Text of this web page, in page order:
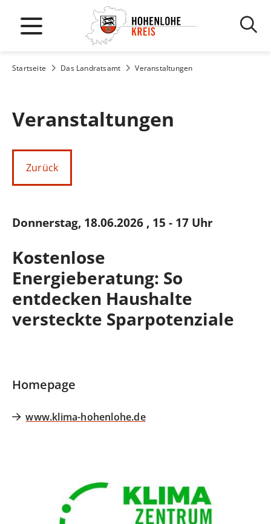
Startseite Das Landratsamt Veranstaltungen
Veranstaltungen
Zurück
Donnerstag, 18.06.2026 , 15 - 17 Uhr
Kostenlose
Energieberatung: So
entdecken Haushalte
versteckte Sparpotenziale
Homepage
www.klima-hohenlohe.de